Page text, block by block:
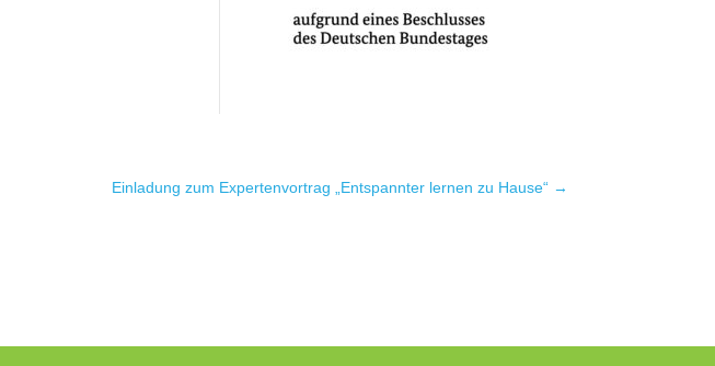
Einladung zum Expertenvortrag „Entspannter lernen zu Hause“→